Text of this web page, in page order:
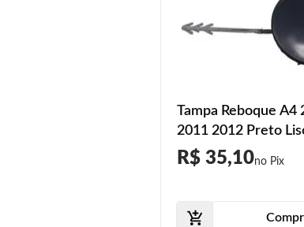
Tampa Reboque A4
2011 2012 Preto
R$ 35,10